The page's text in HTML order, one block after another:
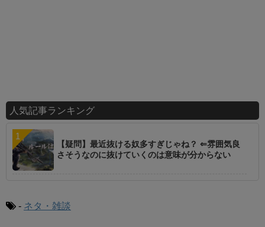
人気記事ランキング
【疑問】最近抜ける奴多すぎじゃね？ ⇐雰囲気良
さそうなのに抜けていくのは意味が分からない
- ネタ・雑談